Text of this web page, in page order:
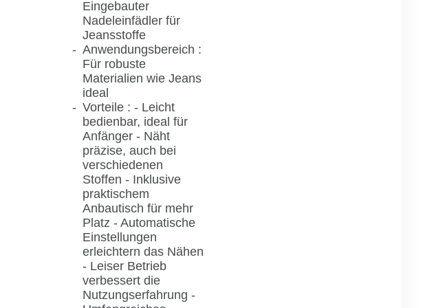
Eingebauter
Nadeleinfädler für
Jeansstoffe
Anwendungsbereich :
Für robuste
Materialien wie Jeans
ideal
Vorteile : - Leicht
bedienbar, ideal für
Anfänger - Näht
präzise, auch bei
verschiedenen
Stoffen - Inklusive
praktischem
Anbautisch für mehr
Platz - Automatische
Einstellungen
erleichtern das Nähen
- Leiser Betrieb
verbessert die
Nutzungserfahrung -